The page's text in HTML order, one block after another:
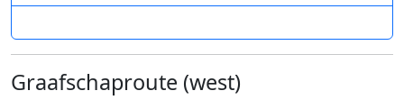
Graafschaproute (west)